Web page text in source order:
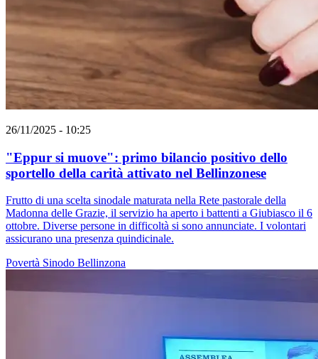
26/11/2025 - 10:25
"Eppur si muove": primo bilancio positivo dello
sportello della carità attivato nel Bellinzonese
Frutto di una scelta sinodale maturata nella Rete pastorale della
Madonna delle Grazie, il servizio ha aperto i battenti a Giubiasco il 6
ottobre. Diverse persone in difficoltà si sono annunciate. I volontari
assicurano una presenza quindicinale.
Povertà Sinodo Bellinzona